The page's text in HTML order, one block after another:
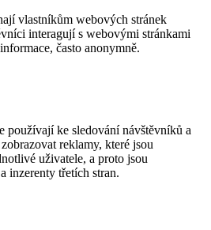
vlastníkům webových stránek
interagují s webovými stránkami
často anonymně.
používají ke sledování návštěvníků a
reklamy, které jsou
uživatele, a proto jsou
inzerenty třetích stran.